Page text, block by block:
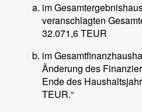
im
veranschlagten
32.071,6 TEUR
im
Änderung des
Ende des
TEUR.“